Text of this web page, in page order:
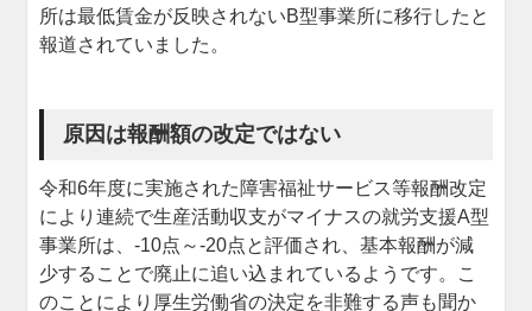
所は最低賃金が反映されないB型事業所に移行したと
報道されていました。
原因は報酬額の改定ではない
令和6年度に実施された障害福祉サービス等報酬改定
により連続で生産活動収支がマイナスの就労支援A型
事業所は、-10点～-20点と評価され、基本報酬が減
少することで廃止に追い込まれているようです。こ
のことにより厚生労働省の決定を非難する声も聞か